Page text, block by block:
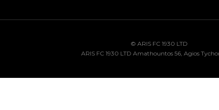
© ARIS FC 1930 LTD
ARIS FC 1930 LTD Amathountos 56, Agios